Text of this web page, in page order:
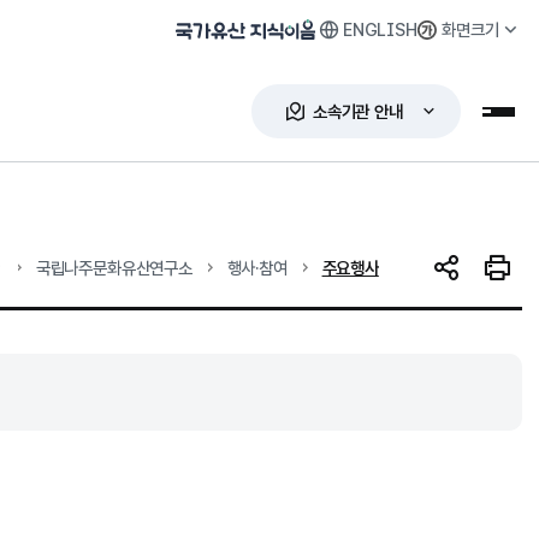
국가유산 지식이음 ENGLISH 화면크기
소속기관 안내 누리
국립나주문화유산연구소 행사·참여 현재 위치
주요행사 SNS 공유인쇄